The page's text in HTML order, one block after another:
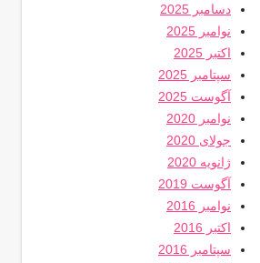
دسامبر 2025
نوامبر 2025
اکتبر 2025
سپتامبر 2025
آگوست 2025
نوامبر 2020
جولای 2020
ژانویه 2020
آگوست 2019
نوامبر 2016
اکتبر 2016
سپتامبر 2016